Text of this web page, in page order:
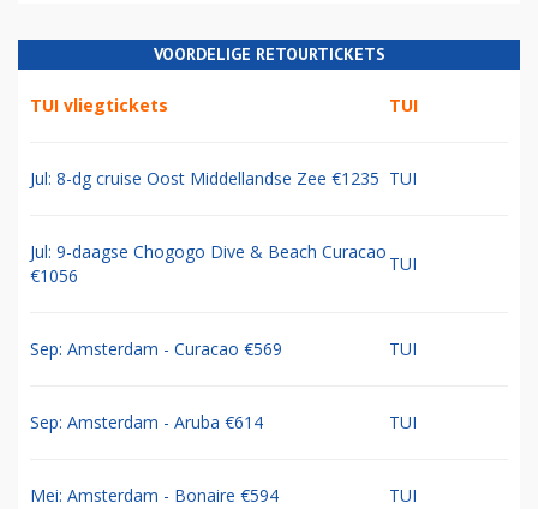
VOORDELIGE RETOURTICKETS
TUI vliegtickets TUI
Jul: 8-dg cruise Oost Middellandse Zee €1235 TUI
Jul: 9-daagse Chogogo Dive & Beach Curacao
€1056
TUI
Sep: Amsterdam - Curacao €569 TUI
Sep: Amsterdam - Aruba €614 TUI
Mei: Amsterdam - Bonaire €594 TUI